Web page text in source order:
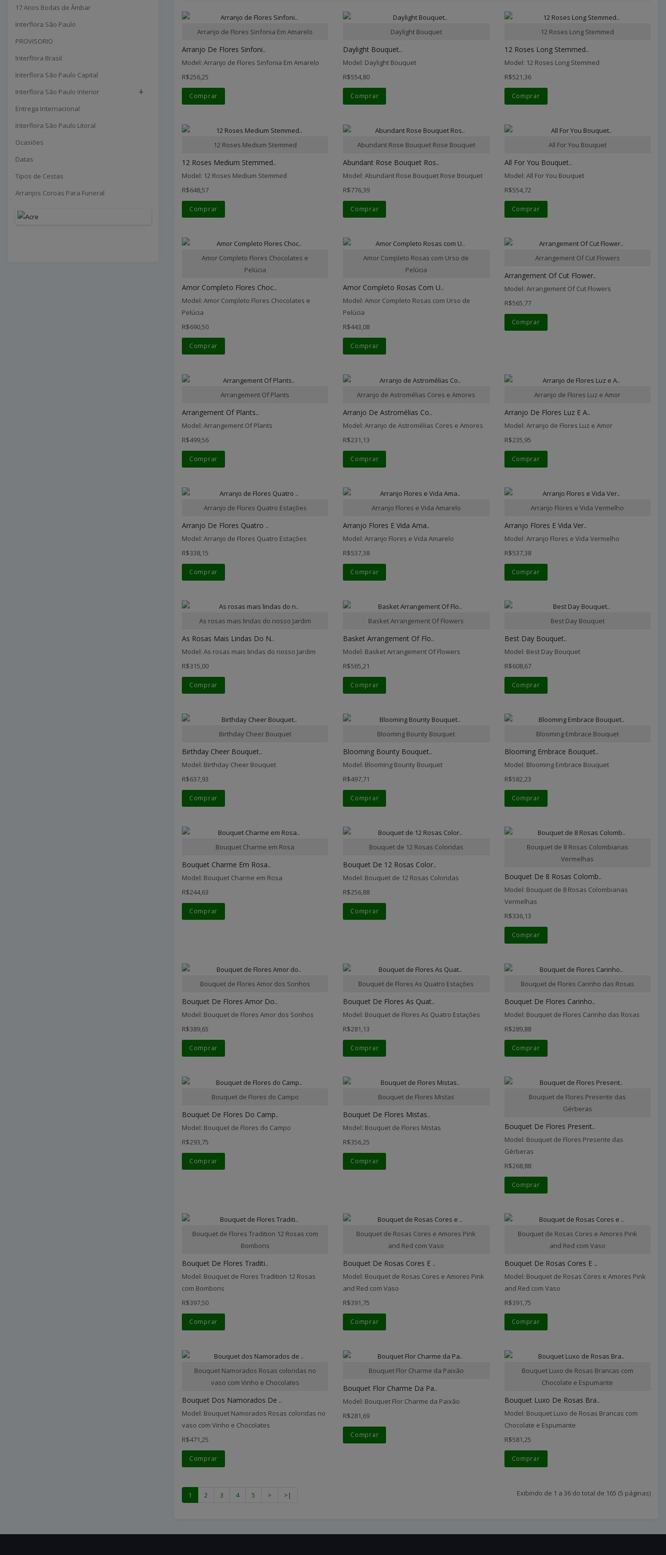
17 Anos Bodas de Âmbar
Interflora São Paulo
PROVISORIO
Interflora Brasil
Interflora São Paulo Capital
Interflora São Paulo Interior
+
Entrega Internacional
Interflora São Paulo Litoral
Ocasiões
Datas
Tipos de Cestas
Arranjos Coroas Para Funeral
Arranjo de Flores Sinfonia Em Amarelo
Arranjo De Flores Sinfoni..
Model: Arranjo de Flores Sinfonia Em Amarelo
R$256,25
Comprar
Daylight Bouquet
Daylight Bouquet..
Model: Daylight Bouquet
R$554,80
Comprar
12 Roses Long Stemmed
12 Roses Long Stemmed..
Model: 12 Roses Long Stemmed
R$521,36
Comprar
12 Roses Medium Stemmed
12 Roses Medium Stemmed..
Model: 12 Roses Medium Stemmed
R$648,57
Comprar
Abundant Rose Bouquet Rose Bouquet
Abundant Rose Bouquet Ros..
Model: Abundant Rose Bouquet Rose Bouquet
R$776,39
Comprar
All For You Bouquet
All For You Bouquet..
Model: All For You Bouquet
R$554,72
Comprar
Amor Completo Flores Chocolates e
Pelúcia
Amor Completo Flores Choc..
Model: Amor Completo Flores Chocolates e
Pelúcia
R$690,50
Comprar
Amor Completo Rosas com Urso de
Pelúcia
Amor Completo Rosas Com U..
Model: Amor Completo Rosas com Urso de
Pelúcia
R$443,08
Comprar
Arrangement Of Cut Flowers
Arrangement Of Cut Flower..
Model: Arrangement Of Cut Flowers
R$565,77
Comprar
Arrangement Of Plants
Arrangement Of Plants..
Model: Arrangement Of Plants
R$499,56
Comprar
Arranjo de Astromélias Cores e Amores
Arranjo De Astromélias Co..
Model: Arranjo de Astromélias Cores e Amores
R$231,13
Comprar
Arranjo de Flores Luz e Amor
Arranjo De Flores Luz E A..
Model: Arranjo de Flores Luz e Amor
R$235,95
Comprar
Arranjo de Flores Quatro Estações
Arranjo De Flores Quatro ..
Model: Arranjo de Flores Quatro Estações
R$338,15
Comprar
Arranjo Flores e Vida Amarelo
Arranjo Flores E Vida Ama..
Model: Arranjo Flores e Vida Amarelo
R$537,38
Comprar
Arranjo Flores e Vida Vermelho
Arranjo Flores E Vida Ver..
Model: Arranjo Flores e Vida Vermelho
R$537,38
Comprar
As rosas mais lindas do nosso Jardim
As Rosas Mais Lindas Do N..
Model: As rosas mais lindas do nosso Jardim
R$315,00
Comprar
Basket Arrangement Of Flowers
Basket Arrangement Of Flo..
Model: Basket Arrangement Of Flowers
R$565,21
Comprar
Best Day Bouquet
Best Day Bouquet..
Model: Best Day Bouquet
R$608,67
Comprar
Birthday Cheer Bouquet
Birthday Cheer Bouquet..
Model: Birthday Cheer Bouquet
R$637,93
Comprar
Blooming Bounty Bouquet
Blooming Bounty Bouquet..
Model: Blooming Bounty Bouquet
R$497,71
Comprar
Blooming Embrace Bouquet
Blooming Embrace Bouquet..
Model: Blooming Embrace Bouquet
R$582,23
Comprar
Bouquet Charme em Rosa
Bouquet Charme Em Rosa..
Model: Bouquet Charme em Rosa
R$244,63
Comprar
Bouquet de 12 Rosas Coloridas
Bouquet De 12 Rosas Color..
Model: Bouquet de 12 Rosas Coloridas
R$256,88
Comprar
Bouquet de 8 Rosas Colombianas
Vermelhas
Bouquet De 8 Rosas Colomb..
Model: Bouquet de 8 Rosas Colombianas
Vermelhas
R$336,13
Comprar
Bouquet de Flores Amor dos Sonhos
Bouquet De Flores Amor Do..
Model: Bouquet de Flores Amor dos Sonhos
R$389,65
Comprar
Bouquet de Flores As Quatro Estações
Bouquet De Flores As Quat..
Model: Bouquet de Flores As Quatro Estações
R$281,13
Comprar
Bouquet de Flores Carinho das Rosas
Bouquet De Flores Carinho..
Model: Bouquet de Flores Carinho das Rosas
R$289,88
Comprar
Bouquet de Flores do Campo
Bouquet De Flores Do Camp..
Model: Bouquet de Flores do Campo
R$293,75
Comprar
Bouquet de Flores Mistas
Bouquet De Flores Mistas..
Model: Bouquet de Flores Mistas
R$356,25
Comprar
Bouquet de Flores Presente das
Gérberas
Bouquet De Flores Present..
Model: Bouquet de Flores Presente das
Gérberas
R$268,88
Comprar
Bouquet de Flores Tradition 12 Rosas com
Bombons
Bouquet De Flores Traditi..
Model: Bouquet de Flores Tradition 12 Rosas
com Bombons
R$397,50
Comprar
Bouquet de Rosas Cores e Amores Pink
and Red com Vaso
Bouquet De Rosas Cores E ..
Model: Bouquet de Rosas Cores e Amores Pink
and Red com Vaso
R$391,75
Comprar
Bouquet de Rosas Cores e Amores Pink
and Red com Vaso
Bouquet De Rosas Cores E ..
Model: Bouquet de Rosas Cores e Amores Pink
and Red com Vaso
R$391,75
Comprar
Bouquet Namorados Rosas coloridas no
vaso com Vinho e Chocolates
Bouquet Dos Namorados De ..
Model: Bouquet Namorados Rosas coloridas no
vaso com Vinho e Chocolates
R$471,25
Comprar
Bouquet Flor Charme da Paixão
Bouquet Flor Charme Da Pa..
Model: Bouquet Flor Charme da Paixão
R$281,69
Comprar
Bouquet Luxo de Rosas Brancas com
Chocolate e Espumante
Bouquet Luxo De Rosas Bra..
Model: Bouquet Luxo de Rosas Brancas com
Chocolate e Espumante
R$581,25
Comprar
1 2 3 4 5 > >| Exibindo de 1 a 36 do total de 165 (5 páginas)